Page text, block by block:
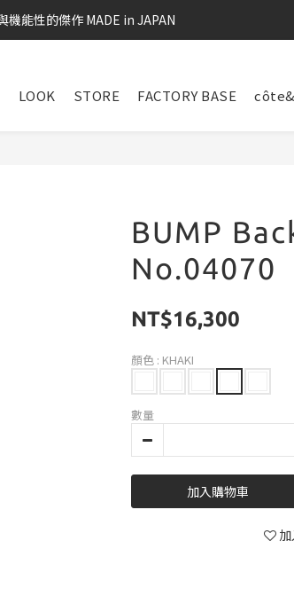
機能性的傑作 MADE in JAPAN
LOOK STORE FACTORY BASE
BUMP
No.04070
NT$16,300
顏色 : KHAKI
數量
加入購物車